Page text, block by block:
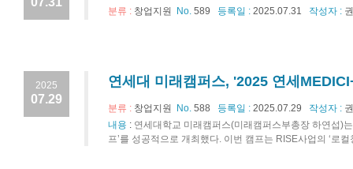
분류 : 창업지원 No. 589 등록일 : 2025.07.31 작성자 :
2025
07.29
연세대 미래캠퍼스, '2025 연세
분류 : 창업지원 No. 588 등록일 : 2025.07.29 작성자 :
내용 : 연세대학교 미래캠퍼스(미래캠퍼스부총장 하연섭)
프’를 성공적으로 개최했다. 이번 캠프는 RISE사업의 ‘로